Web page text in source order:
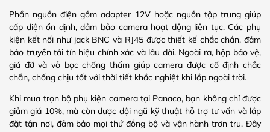
Phần nguồn điện gồm adapter 12V hoặc nguồn tập trung giúp
cấp điện ổn định, đảm bảo camera hoạt động liên tục. Các phụ
kiện kết nối như jack BNC và RJ45 được thiết kế chắc chắn, đảm
bảo truyền tải tín hiệu chính xác và lâu dài. Ngoài ra, hộp bảo vệ,
giá đỡ và vỏ bọc chống thấm giúp camera được cố định chắc
chắn, chống chịu tốt với thời tiết khắc nghiệt khi lắp ngoài trời.
Khi mua trọn bộ phụ kiện camera tại Panaco, bạn không chỉ được
giảm giá 10%, mà còn được đội ngũ kỹ thuật hỗ trợ tư vấn và lắp
đặt tận nơi, đảm bảo mọi thứ đồng bộ và vận hành trơn tru. Đây